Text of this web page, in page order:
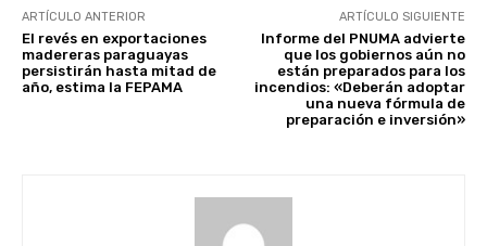
ARTÍCULO ANTERIOR
El revés en exportaciones
madereras paraguayas
persistirán hasta mitad de
año, estima la FEPAMA
ARTÍCULO SIGUIENTE
Informe del PNUMA advierte
que los gobiernos aún no
están preparados para los
incendios: «Deberán adoptar
una nueva fórmula de
preparación e inversión»